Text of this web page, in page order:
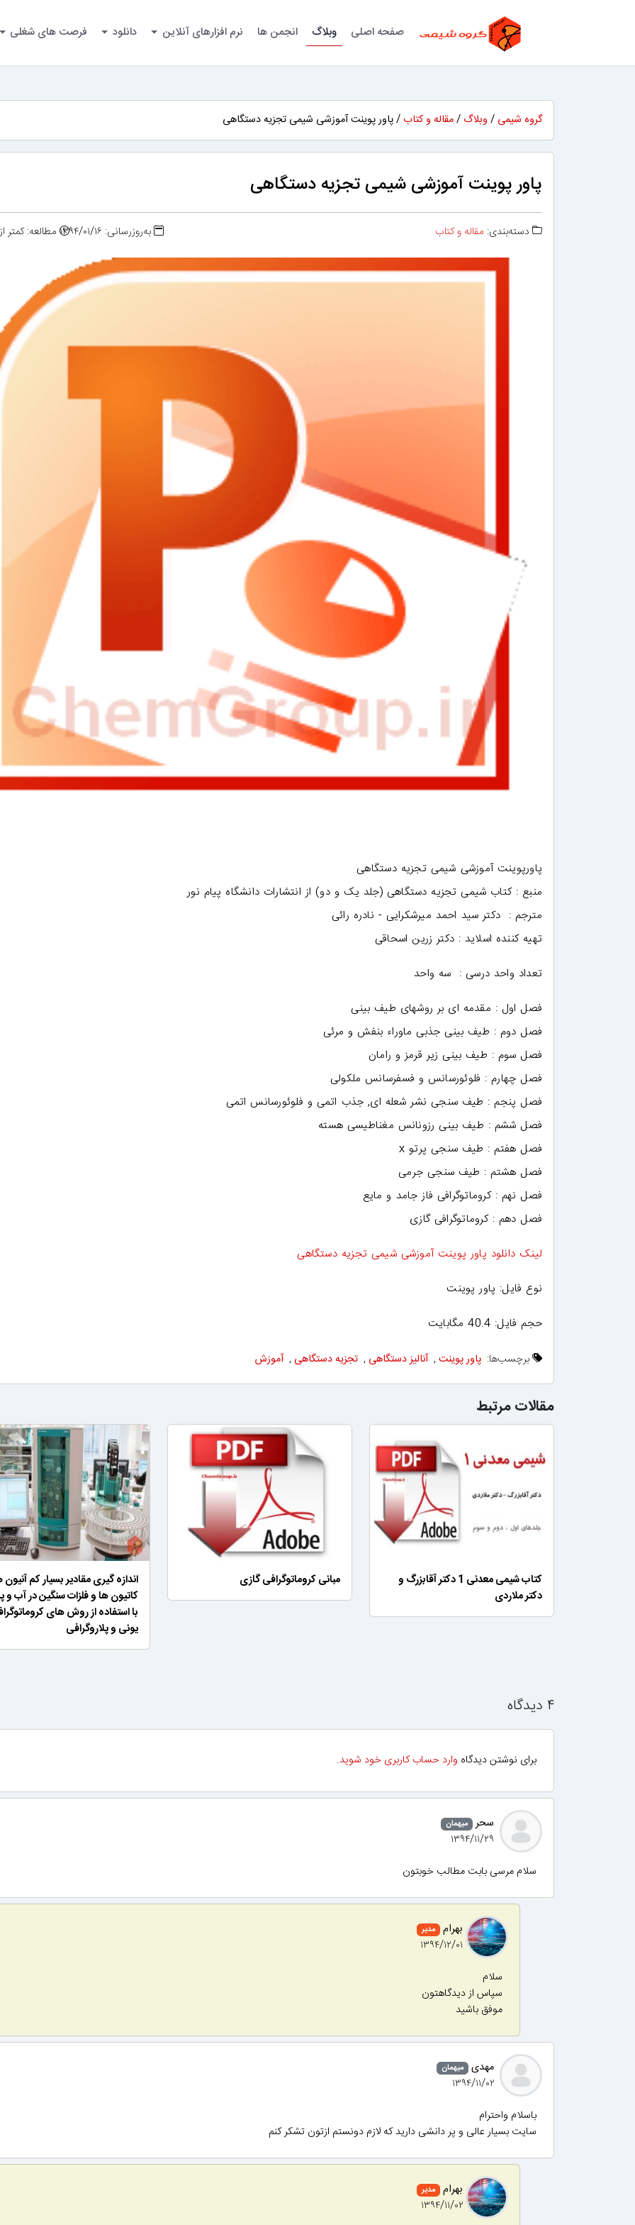
صفحه اصلی وبلاگ انجمن ها نرم افزارهای آنلاین دانلود فرصت های شغلی
گروه شیمی / وبلاگ /مقاله و کتاب / پاور پوینت آموزشی شیمی تجزیه دستگاهی
پاور پوینت آموزشی شیمی تجزیه دستگاهی
دسته‌بندی: مقاله و کتاب به‌روزرسانی: ۱۳۹۴/۰۱/۱۶ مطالعه: کمتر
پاورپوینت آموزشی شیمی تجزیه دستگاهی
منبع : کتاب شیمی تجزیه دستگاهی (جلد یک و دو) از انتشارات دانشگاه پیام نور
مترجم : دکتر سید احمد میرشکرایی - نادره رائی
تهیه کننده اسلاید : دکتر زرین اسحاقی
تعداد واحد درسی : سه واحد
فصل اول : مقدمه ای بر روشهای طیف بینی
فصل دوم : طیف بینی جذبی ماوراء بنفش و مرئی
فصل سوم : طیف بینی زیر قرمز و رامان
فصل چهارم : فلوئورسانس و فسفرسانس ملکولی
فصل پنجم : طیف سنجی نشر شعله ای, جذب اتمی و فلوئورسانس اتمی
فصل ششم : طیف بینی رزونانس مغناطیسی هسته
فصل هفتم : طیف سنجی پرتو x
فصل هشتم : طیف سنجی جرمی
فصل نهم : کروماتوگرافی فاز جامد و مایع
فصل دهم : کروماتوگرافی گازی
لینک دانلود پاور پوینت آموزشی شیمی تجزیه دستگاهی
نوع فایل: پاور پوینت
حجم فایل: 40.4 مگابایت
برچسب‌ها: پاور پوینت , آنالیز دستگاهی , تجزیه دستگاهی , آموزش
مقالات مرتبط
کتاب شیمی معدنی 1 دکتر آقابزرگ و
دکتر ملاردی
مبانی کروماتوگرافی گازی
اندازه گیری مقادیر بسیار کم آنیون
کاتیون ها و فلزات سنگین در آب
با استفاده از روش های
یونی و پلاروگرافی
۴ دیدگاه
برای نوشتن دیدگاه وارد حساب کاربری خود شوید.
سحر میهمان
۱۳۹۴/۱۱/۲۹
سلام مرسی بابت مطالب خوبتون
بهرام مدیر
۱۳۹۴/۱۲/۰۱
سلام
سپاس از دیدگاهتون
موفق باشید
مهدی میهمان
۱۳۹۴/۱۱/۰۲
باسلام واحترام
سایت بسیار عالی و پر دانشی دارید که لازم دونستم ازتون تشکر کنم
بهرام مدیر
۱۳۹۴/۱۱/۰۲